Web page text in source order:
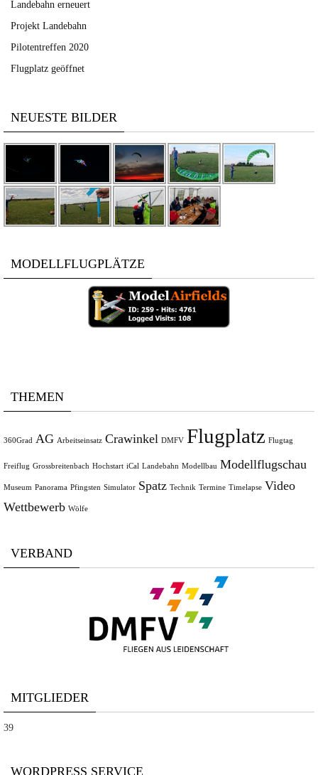
Landebahn erneuert
Projekt Landebahn
Pilotentreffen 2020
Flugplatz geöffnet
NEUESTE BILDER
MODELLFLUGPLÄTZE
THEMEN
360Grad AG Arbeitseinsatz Crawinkel DMFV Flugplatz Flugtag
Freiflug Grossbreitenbach Hochstart iCal Landebahn Modellbau Modellflugschau
Museum Panorama Pfingsten Simulator Spatz Technik Termine Timelapse Video
Wettbewerb Wölfe
VERBAND
MITGLIEDER
39
WORDPRESS SERVICE